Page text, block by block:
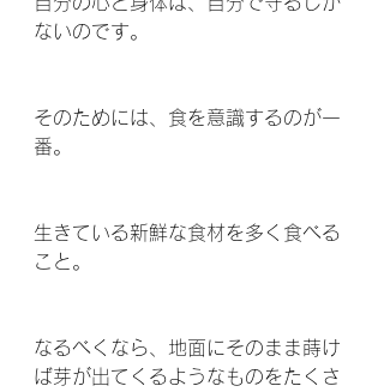
ないのです。
そのためには、食を意識するのが一
番。
生きている新鮮な食材を多く食べる
こと。
なるべくなら、地面にそのまま蒔け
ば芽が出てくるようなものをたくさ